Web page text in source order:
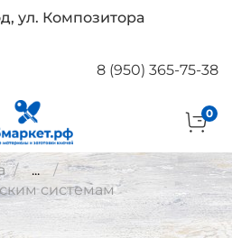
ул. Композитора
8 (950) 365-75-38
0
...
системам